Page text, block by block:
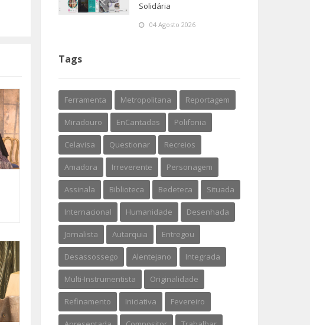
Solidária
04 Agosto 2026
Tags
Ferramenta Metropolitana Reportagem
Miradouro EnCantadas Polifonia
Celavisa Questionar Recreios
Amadora Irreverente Personagem
Assinala Biblioteca Bedeteca Situada
Internacional Humanidade Desenhada
Jornalista Autarquia Entregou
Desassossego Alentejano Integrada
Multi-Instrumentista Originalidade
Refinamento Iniciativa Fevereiro